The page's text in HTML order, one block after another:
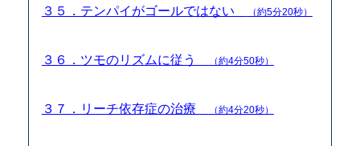
３５．テンパイがゴールではない （約5分20秒）
３６．ツモのリズムに従う （約4分50秒）
３７．リーチ依存症の治療 （約4分20秒）